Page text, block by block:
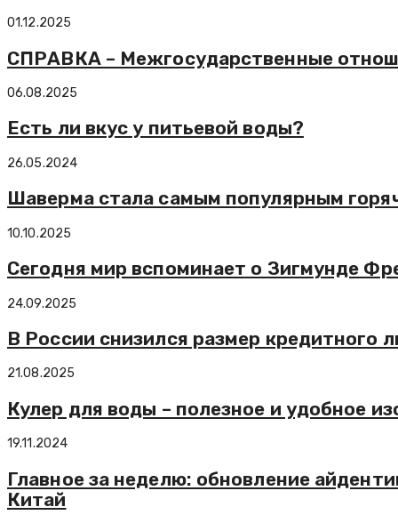
01.12.2025
СПРАВКА – Межгосударственные
06.08.2025
Есть ли вкус у питьевой воды?
26.05.2024
Шаверма стала самым популярным
10.10.2025
Сегодня мир вспоминает о Зигмунде
24.09.2025
В России снизился размер кредитного
21.08.2025
Кулер для воды – полезное и удобное
19.11.2024
Главное за неделю: обновление
Китай